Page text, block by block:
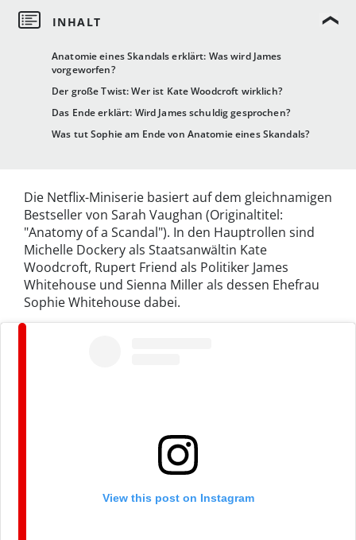
Anatomie eines Skandals erklärt: Was wird James
vorgeworfen?
Der große Twist: Wer ist Kate Woodcroft wirklich?
Das Ende erklärt: Wird James schuldig gesprochen?
Was tut Sophie am Ende von Anatomie eines Skandals?
Die Netflix-Miniserie basiert auf dem gleichnamigen
Bestseller von Sarah Vaughan (Originaltitel:
"Anatomy of a Scandal"). In den Hauptrollen sind
Michelle Dockery als Staatsanwältin Kate
Woodcroft, Rupert Friend als Politiker James
Whitehouse und Sienna Miller als dessen Ehefrau
Sophie Whitehouse dabei.
View this post on Instagram